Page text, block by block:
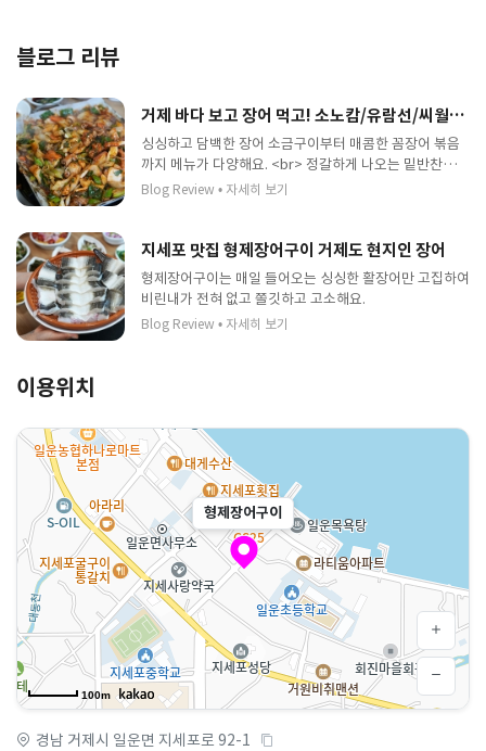
블로그 리뷰
거제 바다 보고 장어 먹고! 소노캄/유람선/씨월드 주변 맛집 추천! [지세포형제장어구이]
싱싱하고 담백한 장어 소금구이부터 매콤한 꼼장어 볶음
까지 메뉴가 다양해요. <br> 정갈하게 나오는 밑반찬들과
함께 든든하게 몸 보신 하기 좋은 곳입니다.
Blog Review • 자세히 보기
지세포 맛집 형제장어구이 거제도 현지인 장어
형제장어구이는 매일 들어오는 싱싱한 활장어만 고집하여
비린내가 전혀 없고 쫄깃하고 고소해요.
Blog Review • 자세히 보기
이용위치
형제장어구이
100m
경남 거제시 일운면 지세포로 92-1